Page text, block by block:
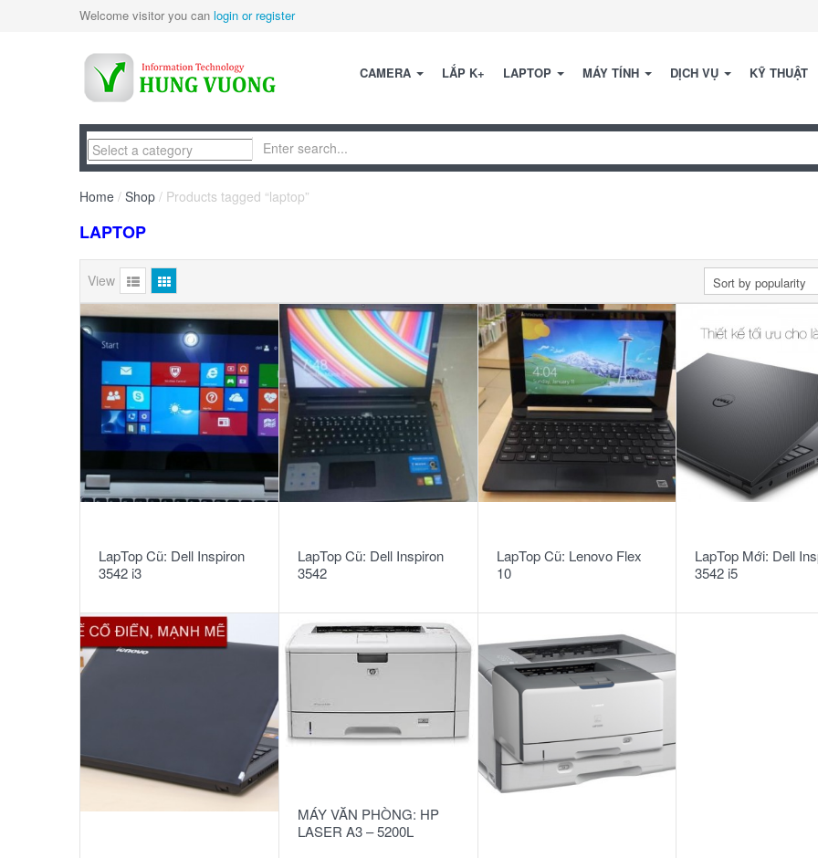
Welcome visitor you can login or register
CAMERA LẮP K+ LAPTOP MÁY TÍNH DỊCH VỤ KỸ THUẬT
Home / Shop / Products tagged “laptop”
LAPTOP
View
LapTop Cũ: Dell Inspiron
3542 i3
LapTop Cũ: Dell Inspiron
3542
LapTop Cũ: Lenovo Flex
10
LapTop Mới: Dell
3542 i5
MÁY VĂN PHÒNG: HP
LASER A3 – 5200L